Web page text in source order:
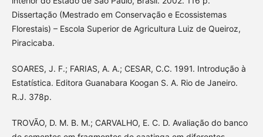
Dissertação (Mestrado em Conservação e Ecossistemas
Florestais) – Escola Superior de Agricultura Luiz de Queiroz,
Piracicaba.
SOARES, J. F.; FARIAS, A. A.; CESAR, C.C. 1991. Introdução à
Estatística. Editora Guanabara Koogan S. A. Rio de Janeiro.
R.J. 378p.
TROVÃO, D. M. B. M.; CARVALHO, E. C. D. Avaliação do banco